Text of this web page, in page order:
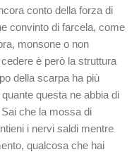
conto della forza di
convinto di farcela, come
monsone o non
è però la struttura
della scarpa ha più
questa ne abbia di
che la mossa di
i nervi saldi mentre
qualcosa che hai